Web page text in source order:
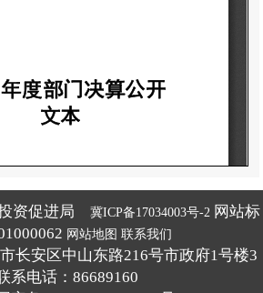
资促进局 冀ICP备17034003号-2 网站标
网站地图 联系我们
长安区中山东路216号市政府1号楼3
电话：86689160